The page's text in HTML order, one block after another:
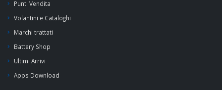
Punti Vendita
Volantini e Cataloghi
Marchi trattati
Battery Shop
Ultimi Arrivi
Apps Download